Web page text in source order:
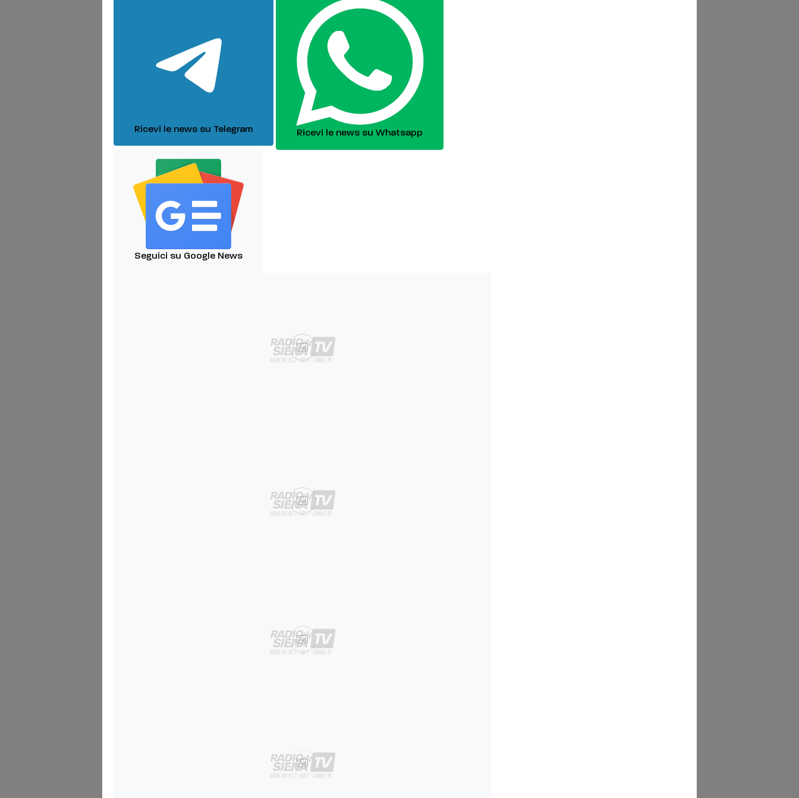
Ricevi le news su Telegram Ricevi le news su Whatsapp
Seguici su Google News
Ad
Ad
Ad
Ad